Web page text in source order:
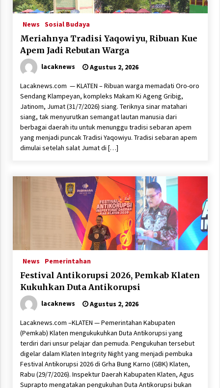
News Sosial Budaya
Meriahnya Tradisi Yaqowiyu, Ribuan Kue
Apem Jadi Rebutan Warga
lacaknews Agustus 2, 2026
Lacaknews.com — KLATEN – Ribuan warga memadati Oro-oro
Sendang Klampeyan, kompleks Makam Ki Ageng Gribig,
Jatinom, Jumat (31/7/2026) siang. Teriknya sinar matahari
siang, tak menyurutkan semangat lautan manusia dari
berbagai daerah itu untuk menunggu tradisi sebaran apem
yang menjadi puncak Tradisi Yaqowiyu. Tradisi sebaran apem
dimulai setelah salat Jumat di […]
News Pemerintahan
Festival Antikorupsi 2026, Pemkab Klaten
Kukuhkan Duta Antikorupsi
lacaknews Agustus 2, 2026
Lacaknews.com –KLATEN — Pemerintahan Kabupaten
(Pemkab) Klaten mengukukuhkan Duta Antikorupsi yang
terdiri dari unsur pelajar dan pemuda. Pengukuhan tersebut
digelar dalam Klaten Integrity Night yang menjadi pembuka
Festival Antikorupsi 2026 di Grha Bung Karno (GBK) Klaten,
Rabu (29/7/2026). Inspektur Daerah Kabupaten Klaten, Agus
Suprapto mengatakan pengukuhan Duta Antikorupsi bukan